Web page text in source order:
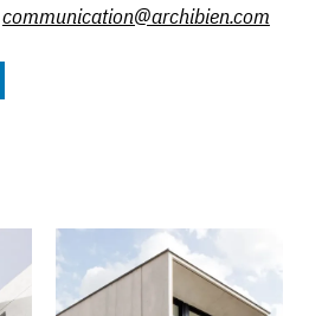
communication@archibien.com